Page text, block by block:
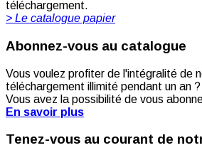
téléchargement.
> Le catalogue papier
Abonnez-vous au catalogue
Vous voulez profiter de l'intégralité de
téléchargement illimité pendant un an ?
Vous avez la possibilité de vous
En savoir plus
Tenez-vous au courant de